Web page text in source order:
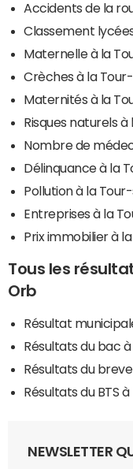
Accidents de la
Classement
Maternelle à la
Crèches à la
Maternités à la
Risques naturels
Nombre de
Délinquance à la
Pollution à la
Entreprises à la
Prix immobilier à
Tous les
Orb
Résultat
Résultats du bac
Résultats du
Résultats du BTS
NEWSLETTER